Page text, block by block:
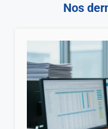
Nos